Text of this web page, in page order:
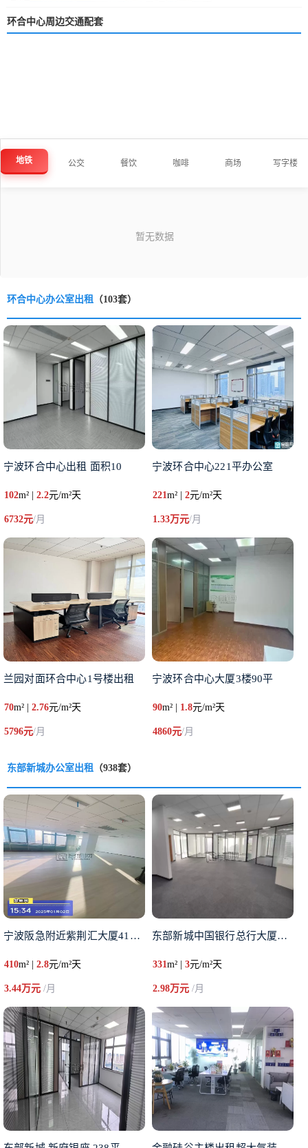
环合中心周边交通配套
地铁 公交 餐饮 咖啡 商场 写字楼
环合中心办公室出租 （103套）
宁波环合中心出租 面积10
102m² | 2.2元/m²天
6732元/月
宁波环合中心221平办公室
221m² |2元/m²天
1.33万元/月
兰园对面环合中心1号楼出租
70m² | 2.76元/m²天
5796元/月
宁波环合中心大厦3楼90平
90m² | 1.8元/m²天
4860元/月
东部新城办公室出租 （938套）
宁波阪急附近紫荆汇大厦410平
410m² | 2.8元/m²天
3.44万元 /月
东部新城中国银行总行大厦出租3
331m² |3元/m²天
2.98万元/月